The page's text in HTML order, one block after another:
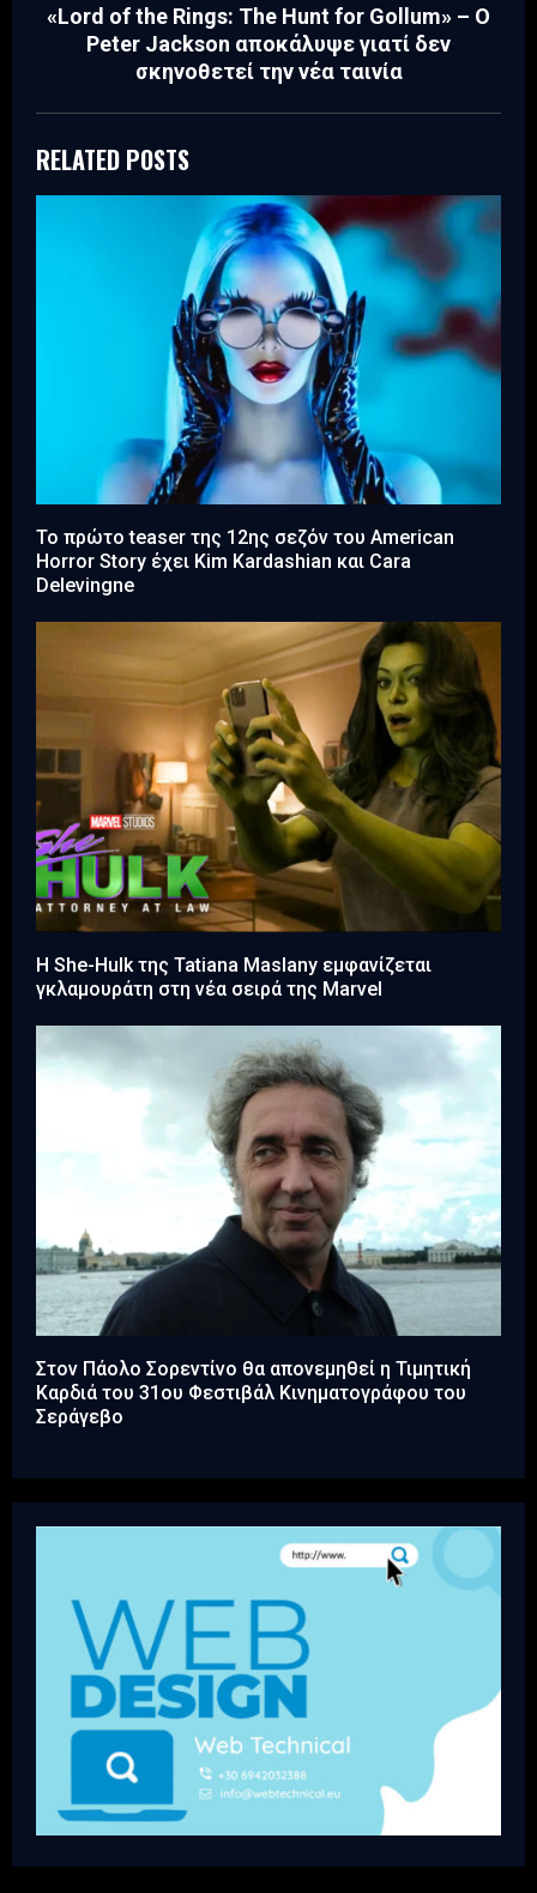
«Lord of the Rings: The Hunt for Gollum» – Ο
Peter Jackson αποκάλυψε γιατί δεν
σκηνοθετεί την νέα ταινία
RELATED POSTS
Το πρώτο teaser της 12ης σεζόν του American
Horror Story έχει Kim Kardashian και Cara
Delevingne
Η She-Hulk της Tatiana Maslany εμφανίζεται
γκλαμουράτη στη νέα σειρά της Marvel
Στον Πάολο Σορεντίνο θα απονεμηθεί η Τιμητική
Καρδιά του 31ου Φεστιβάλ Κινηματογράφου του
Σεράγεβο